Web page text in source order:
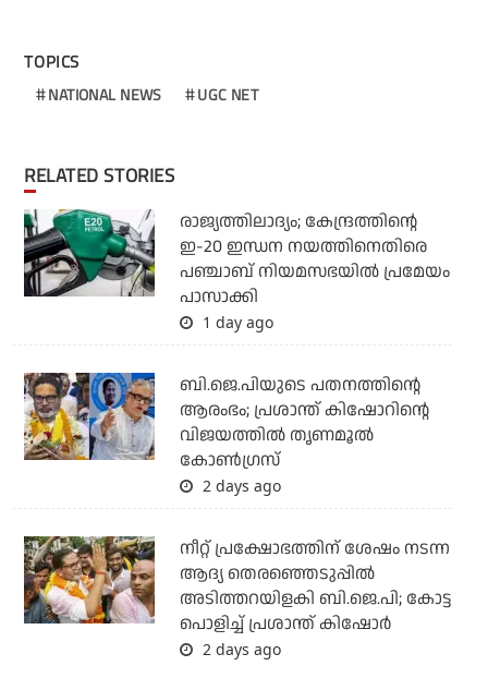
TOPICS
NATIONAL NEWS UGC NET
RELATED STORIES
രാജ്യത്തിലാദ്യം; കേന്ദ്രത്തിന്റെ
ഇ-20 ഇന്ധന നയത്തിനെതിരെ
പഞ്ചാബ് നിയമസഭയില്‍ പ്രമേയം
പാസാക്കി
1 day ago
ബി.ജെ.പിയുടെ പതനത്തിന്റെ
ആരംഭം; പ്രശാന്ത് കിഷോറിന്റെ
വിജയത്തില്‍ തൃണമൂല്‍
കോണ്‍ഗ്രസ്
2 days ago
നീറ്റ് പ്രക്ഷോഭത്തിന് ശേഷം നടന്ന
ആദ്യ തെരഞ്ഞെടുപ്പില്‍
അടിത്തറയിളകി ബി.ജെ.പി; കോട്ട
പൊളിച്ച് പ്രശാന്ത് കിഷോര്‍
2 days ago